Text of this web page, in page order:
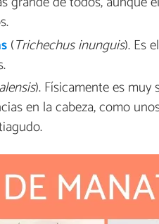
(Trichechus inunguis). Es
). Físicamente es
en la cabeza, como